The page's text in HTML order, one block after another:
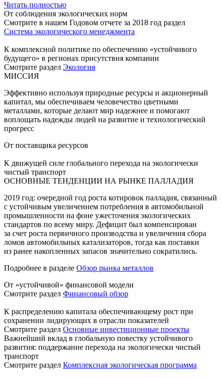
Читать полностью
От соблюдения экологических норм
Смотрите в нашем Годовом отчете за 2018 год раздел
Система экологического менеджмента
К комплексной политике по обеспечению «устойчивого
будущего» в регионах присутствия компании
Смотрите раздел Экология
МИССИЯ
Эффективно используя природные ресурсы и акционерный
капитал, мы обеспечиваем человечество цветными
металлами, которые делают мир надежнее и помогают
воплощать надежды людей на развитие и технологический
прогресс
От поставщика ресурсов
К движущей силе глобального перехода на экологически
чистый транспорт
ОСНОВНЫЕ ТЕНДЕНЦИИ НА РЫНКЕ ПАЛЛАДИЯ
2019 год: очередной год роста котировок палладия, связанный
с устойчивым увеличением потребления в автомобильной
промышленности на фоне ужесточения экологических
стандартов по всему миру. Дефицит был компенсирован
за счет роста первичного производства и увеличения сбора
ломов автомобильных катализаторов, тогда как поставки
из ранее накопленных запасов значительно сократились.
Подробнее в разделе Обзор рынка металлов
От «устойчивой» финансовой модели
Смотрите раздел Финансовый обзор
К распределению капитала обеспечивающему рост при
сохранении лидирующих в отрасли показателей
Смотрите раздел Основные инвестиционные проекты
Важнейший вклад в глобальную повестку устойчивого
развития: поддержание перехода на экологически чистый
транспорт
Смотрите раздел Комплексная экологическая программа